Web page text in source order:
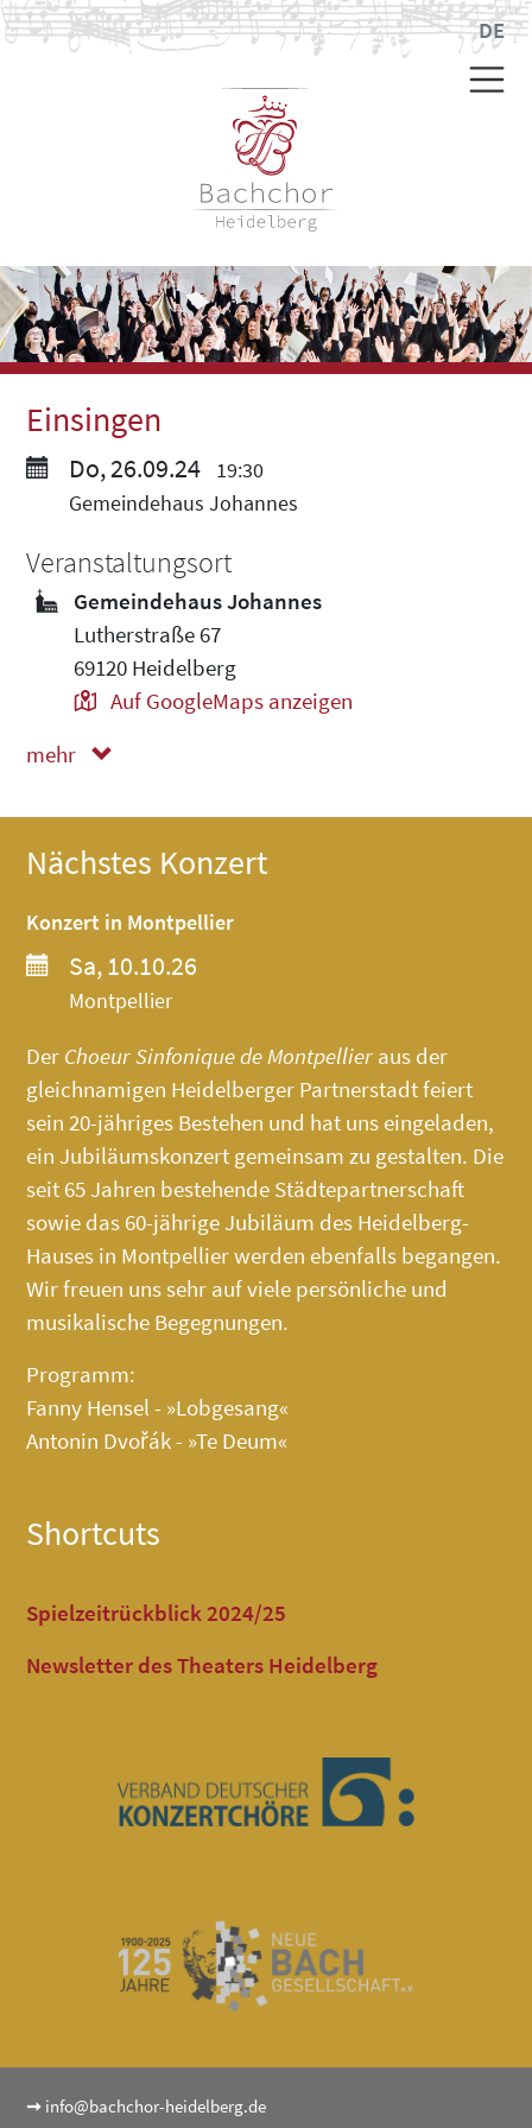
DE
Einsingen
Do, 26.09.24
19:30
Gemeindehaus Johannes
Veranstaltungsort
Gemeindehaus Johannes
Lutherstraße 67
69120 Heidelberg
Auf GoogleMaps anzeigen
mehr
Nächstes Konzert
Konzert in Montpellier
Sa, 10.10.26
Montpellier
Der Choeur Sinfonique de Montpellier aus der
gleichnamigen Heidelberger Partnerstadt feiert
sein 20-jähriges Bestehen und hat uns eingeladen,
ein Jubiläumskonzert gemeinsam zu gestalten. Die
seit 65 Jahren bestehende Städtepartnerschaft
sowie das 60-jährige Jubiläum des Heidelberg-
Hauses in Montpellier werden ebenfalls begangen.
Wir freuen uns sehr auf viele persönliche und
musikalische Begegnungen.
Programm:
Fanny Hensel - »Lobgesang«
Antonin Dvořák - »Te Deum«
Shortcuts
Spielzeitrückblick 2024/25
Newsletter des Theaters Heidelberg
➞ info@bachchor-heidelberg.de